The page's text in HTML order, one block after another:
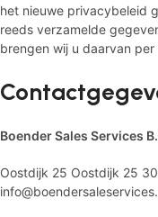
het nieuwe privacybeleid
reeds verzamelde
brengen wij u daarvan
Boender Sales Services
Oostdijk 25 Oostdijk 25